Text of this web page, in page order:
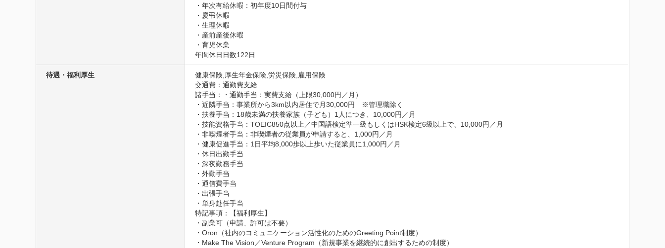
・年次有給休暇：初年度10日間付与
・慶弔休暇
・生理休暇
・産前産後休暇
・育児休業
年間休日日数122日
待遇・福利厚生
健康保険,厚生年金保険,労災保険,雇用保険
交通費：通勤費支給
諸手当：・通勤手当：実費支給（上限30,000円／月）
・近隣手当：事業所から3km以内居住で月30,000円　※管理職除く
・扶養手当：18歳未満の扶養家族（子ども）1人につき、10,000円／月
・技能資格手当：TOEIC850点以上／中国語検定準一級もしくはHSK検定6級以上で、10,000円／月
・非喫煙者手当：非喫煙者の従業員が申請すると、1,000円／月
・健康促進手当：1日平均8,000歩以上歩いた従業員に1,000円／月
・休日出勤手当
・深夜勤務手当
・外勤手当
・通信費手当
・出張手当
・単身赴任手当
特記事項：【福利厚生】
・副業可（申請、許可は不要）
・Oron（社内のコミュニケーション活性化のためのGreeting Point制度）
・Make The Vision／Venture Program（新規事業を継続的に創出するための制度）